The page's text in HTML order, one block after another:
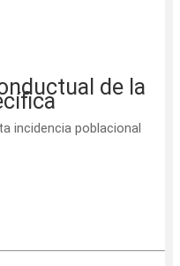
de la
incidencia poblacional